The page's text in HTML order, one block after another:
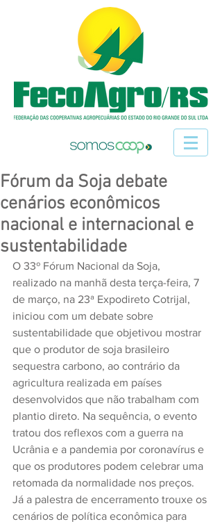
Fórum da Soja debate
cenários econômicos
nacional e internacional e
sustentabilidade
O 33º Fórum Nacional da Soja,
realizado na manhã desta terça-feira, 7
de março, na 23ª Expodireto Cotrijal,
iniciou com um debate sobre
sustentabilidade que objetivou mostrar
que o produtor de soja brasileiro
sequestra carbono, ao contrário da
agricultura realizada em países
desenvolvidos que não trabalham com
plantio direto. Na sequência, o evento
tratou dos reflexos com a guerra na
Ucrânia e a pandemia por coronavírus e
que os produtores podem celebrar uma
retomada da normalidade nos preços.
Já a palestra de encerramento trouxe os
cenários de política econômica para